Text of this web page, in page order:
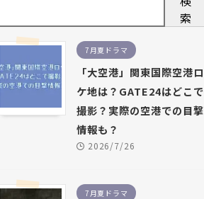
索
7月夏ドラマ
「大空港」関東国際空港ロ
ケ地は？GATE24はどこで
撮影？実際の空港での目撃
情報も？
2026/7/26
7月夏ドラマ